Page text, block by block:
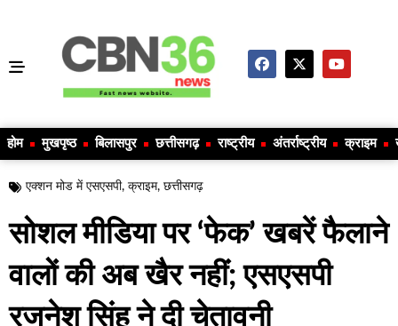
होम मुखपृष्ठ बिलासपुर छत्तीसगढ़ राष्ट्रीय अंतर्राष्ट्रीय क्राइम
एक्शन मोड में एसएसपी, क्राइम, छत्तीसगढ़
सोशल मीडिया पर ‘फेक’ खबरें फैलाने
वालों की अब खैर नहीं; एसएसपी
रजनेश सिंह ने दी चेतावनी